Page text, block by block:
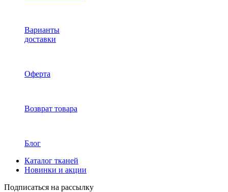
Варианты
доставки
Оферта
Возврат товара
Блог
Каталог тканей
Новинки и акции
Подписаться на рассылку